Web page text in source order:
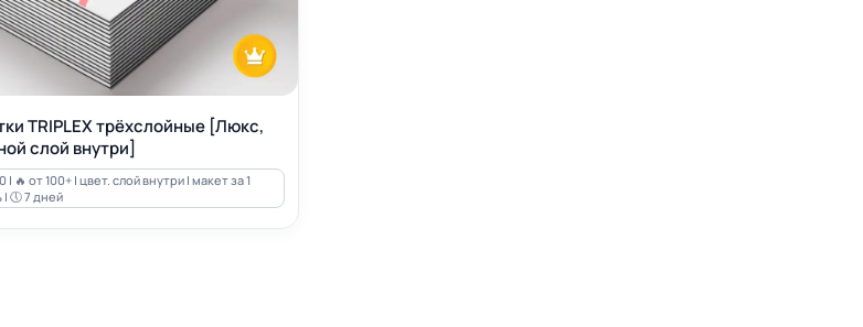
TRIPLEX трёхслойные [Люкс,
слой внутри]
| 🔥 от 100+ | цвет. слой внутри | макет за 1
| 🕔 7 дней